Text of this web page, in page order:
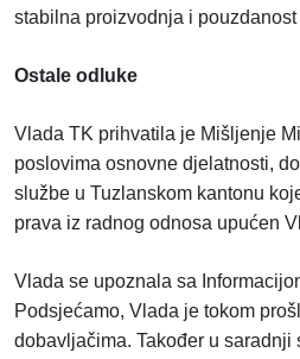
stabilna proizvodnja i
Ostale odluke
Vlada TK prihvatila je Mišljenje
poslovima osnovne djelatnosti,
službe u Tuzlanskom kantonu
prava iz radnog odnosa upućen
Vlada se upoznala sa
Podsjećamo, Vlada je tokom
dobavljačima. Također u saradnji